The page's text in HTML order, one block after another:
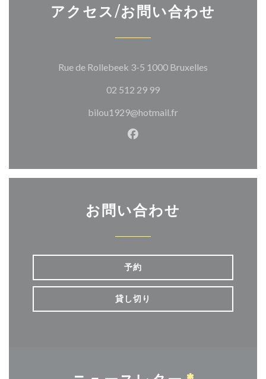
アクセス/お問い合わせ
Rue de Rollebeek 3-5 1000 Bruxelles
02 512 29 99
bilou1929@hotmail.fr
Facebook ((新しいウィン
お問い合わせ
予約
貸し切り